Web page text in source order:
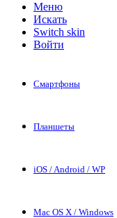
Меню
Искать
Switch skin
Войти
Смартфоны
Планшеты
iOS / Android / WP
Mac OS X / Windows